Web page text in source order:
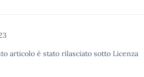
articolo è stato rilasciato sotto Licenza